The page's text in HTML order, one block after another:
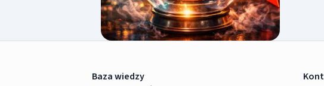
Baza wiedzy